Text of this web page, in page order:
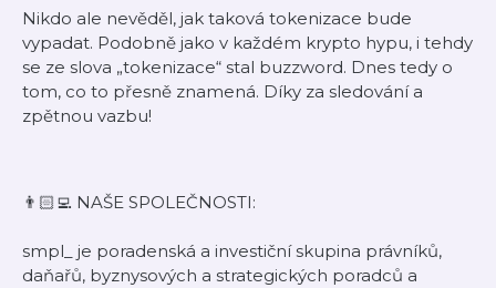
Nikdo ale nevěděl, jak taková tokenizace bude
vypadat. Podobně jako v každém krypto hypu, i tehdy
se ze slova „tokenizace“ stal buzzword. Dnes tedy o
tom, co to přesně znamená. Díky za sledování a
zpětnou vazbu!
👨🏻‍💻 NAŠE SPOLEČNOSTI:
smpl_ je poradenská a investiční skupina právníků,
daňařů, byznysových a strategických poradců a